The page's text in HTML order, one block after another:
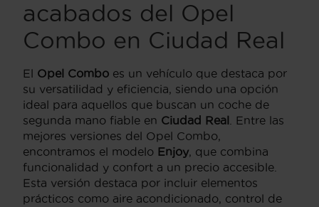
acabados del Opel
Combo en Ciudad Real
El Opel Combo es un vehículo que destaca por
su versatilidad y eficiencia, siendo una opción
ideal para aquellos que buscan un coche de
segunda mano fiable en Ciudad Real . Entre las
mejores versiones del Opel Combo,
encontramos el modelo Enjoy, que combina
funcionalidad y confort a un precio accesible.
Esta versión destaca por incluir elementos
prácticos como aire acondicionado, control de